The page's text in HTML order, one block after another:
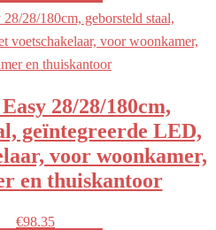
28/28/180cm,
geïntegreerde LED,
voor woonkamer,
en thuiskantoor
€98.35